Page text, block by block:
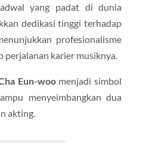
yang padat di dunia
dedikasi tinggi terhadap
profesionalisme
perjalanan karier musiknya.
Eun-woomenjadi simbol
menyeimbangkan dua
akting.